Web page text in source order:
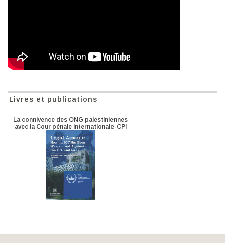
Livres et publications
La connivence des ONG palestiniennes
avec la Cour pénale internationale-CPI